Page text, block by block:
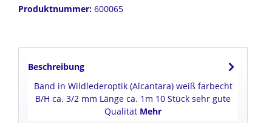
Produktnummer: 600065
Beschreibung
Band in Wildlederoptik (Alcantara) weiß farbecht
B/H ca. 3/2 mm Länge ca. 1m 10 Stück sehr gute
Qualität Mehr